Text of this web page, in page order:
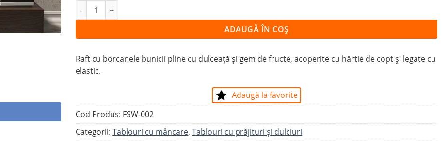
Cantitate Tablou BORCANE DE DULCEAŢĂ
ADAUGĂ ÎN COȘ
Raft cu borcanele bunicii pline cu dulceață și gem de fructe, acoperite cu hărtie de copt și legate cu
elastic.
Adaugă la favorite
Cod Produs: FSW-002
Categorii:Tablouri cu mâncare,Tablouri cu prăjituri şi dulciuri